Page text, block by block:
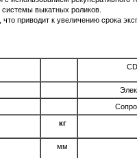
выкатных роликов.
приводит к увеличению срока
кг
мм